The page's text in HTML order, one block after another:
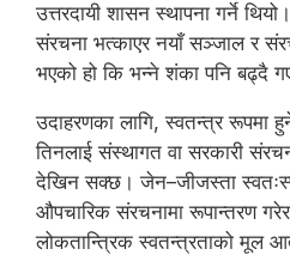
उत्तरदायी शासन स्थापना गर्ने थियो।
संरचना भत्काएर नयाँ सञ्जाल र
भएको हो कि भन्ने शंका पनि बढ्दै
उदाहरणका लागि, स्वतन्त्र रूपमा
तिनलाई संस्थागत वा सरकारी
देखिन सक्छ। जेन–जीजस्ता
औपचारिक संरचनामा रूपान्तरण
लोकतान्त्रिक स्वतन्त्रताको मूल